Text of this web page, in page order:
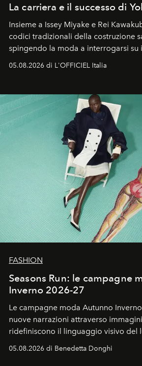
La carriera e il successo di
Insieme a Issey Miyake e Rei
codici tradizionali della costruzione
spingendo la moda a interrogarsi su
formali e a ridefinire il concetto
un’impronta indelebile nella storia
05.08.2026 di L'OFFICIEL Italia
FASHION
Seasons Run: le campagne
Inverno 2026-27
Le campagne moda Autunno
nuove narrazioni attraverso
ridefiniscono il linguaggio visivo del
protagonisti del cinema, volti della
contemporanea e storytelling
05.08.2026 di Benedetta Donghi